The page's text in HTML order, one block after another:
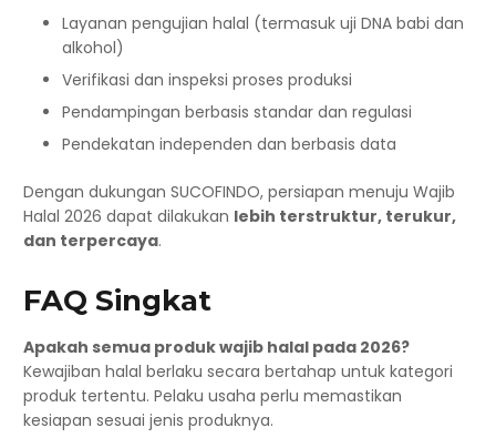
Layanan pengujian halal (termasuk uji DNA babi dan
alkohol)
Verifikasi dan inspeksi proses produksi
Pendampingan berbasis standar dan regulasi
Pendekatan independen dan berbasis data
Dengan dukungan SUCOFINDO, persiapan menuju Wajib
Halal 2026 dapat dilakukan lebih terstruktur, terukur,
dan terpercaya.
FAQ Singkat
Apakah semua produk wajib halal pada 2026?
Kewajiban halal berlaku secara bertahap untuk kategori
produk tertentu. Pelaku usaha perlu memastikan
kesiapan sesuai jenis produknya.